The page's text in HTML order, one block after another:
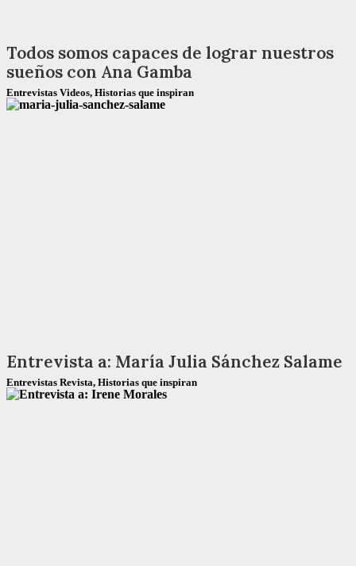
Todos somos capaces de lograr nuestros
sueños con Ana Gamba
Entrevistas Videos, Historias que inspiran
Entrevista a: María Julia Sánchez Salame
Entrevistas Revista, Historias que inspiran